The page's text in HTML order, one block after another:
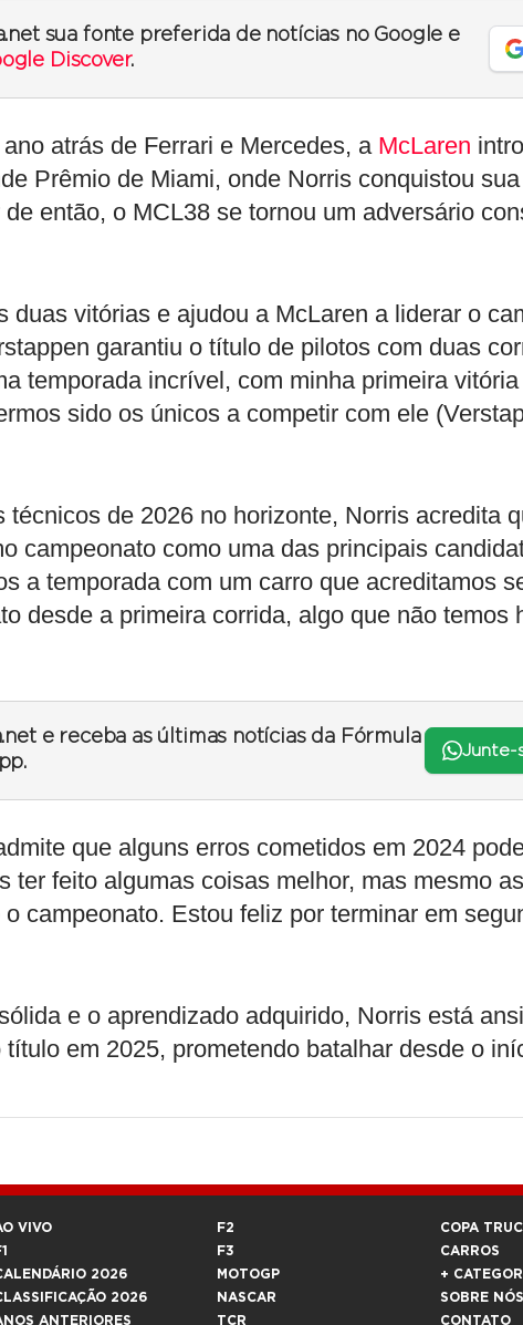
sua fonte preferida de notícias no Google e
Discover.
atrás de Ferrari e Mercedes, a McLaren
Prêmio de Miami, onde Norris conquistou
então, o MCL38 se tornou um adversário
duas vitórias e ajudou a McLaren a liderar o
garantiu o título de pilotos com duas
temporada incrível, com minha primeira
sido os únicos a competir com ele
técnicos de 2026 no horizonte, Norris acredita
campeonato como uma das principais
a temporada com um carro que acreditamos
desde a primeira corrida, algo que não temos
e receba as últimas notícias da Fórmula
Junte-
que alguns erros cometidos em 2024
ter feito algumas coisas melhor, mas mesmo
campeonato. Estou feliz por terminar em
e o aprendizado adquirido, Norris está
em 2025, prometendo batalhar desde o
VIVO
2026
2026
ANTERIORES
F2
F3
MOTOGP
NASCAR
TCR
COPA
CARROS
+
SOBRE NÓS
CONTATO